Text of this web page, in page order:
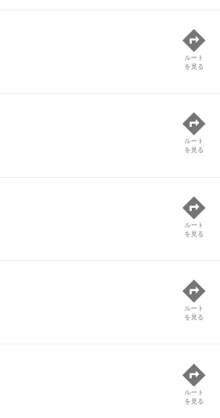
ルート
を見る
ルート
を見る
ルート
を見る
ルート
を見る
ルート
を見る